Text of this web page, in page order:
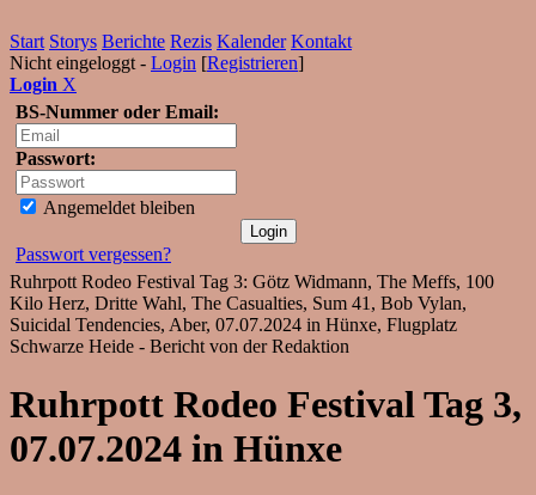
Start Storys Berichte Rezis Kalender Kontakt
Nicht eingeloggt - Login [Registrieren]
Login X
BS-Nummer oder Email:
Passwort:
Angemeldet bleiben
Passwort vergessen?
Ruhrpott Rodeo Festival Tag 3: Götz Widmann, The Meffs, 100
Kilo Herz, Dritte Wahl, The Casualties, Sum 41, Bob Vylan,
Suicidal Tendencies, Aber, 07.07.2024 in Hünxe, Flugplatz
Schwarze Heide - Bericht von der Redaktion
Ruhrpott Rodeo Festival Tag 3,
07.07.2024 in Hünxe